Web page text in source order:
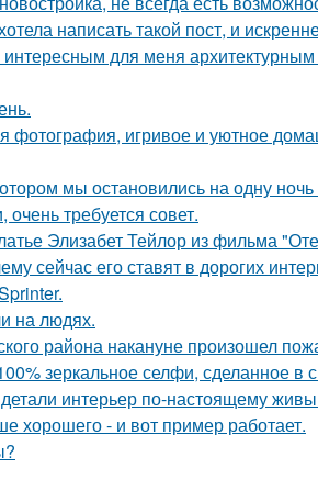
написать такой пост, и
для меня
фотография, игривое и уютное
мы остановились на одну
требуется совет.
Элизабет Тейлор из фильма
сейчас его ставят в дорогих
на людях.
района накануне произошел
зеркальное селфи, сделанное в
интерьер по-настоящему
хорошего - и вот пример работает.